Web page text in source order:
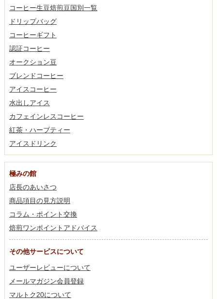
コーヒー生豆焙煎豆国別一覧
ドリップバッグ
コーヒーギフト
認証コーヒー
オークション豆
ブレンドコーヒー
アイスコーヒー
水出しアイス
カフェインレスコーヒー
紅茶・ハーブティー
アイスドリンク
極みの館
店長のあいさつ
商品項目の見方説明
コラム・ポイント交換
焙煎ワンポイントアドバイス
その他サービスについて
ユーザーレビューについて
メールマガジン会員登録
マルトク20について